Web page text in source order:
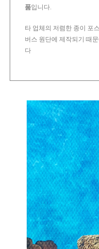
품입니다.
타 업체의 저렴한 종이 포
버스 원단에 제작되기 때문
다